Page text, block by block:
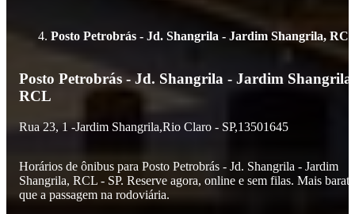
Posto Petrobrás - Jd. Shangrila - Jardim Shangrila,
Posto Petrobrás - Jd. Shangrila - Jardim Shangrila,
RCL
Rua 23, 1 -Jardim Shangrila,Rio Claro - SP,13501645
Horários de ônibus para Posto Petrobrás - Jd. Shangrila - Jardim
Shangrila, RCL - SP. Reserve agora, online e sem filas. Mais barato
que a passagem na rodoviária.